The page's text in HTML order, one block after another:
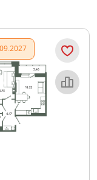
Объект месяца